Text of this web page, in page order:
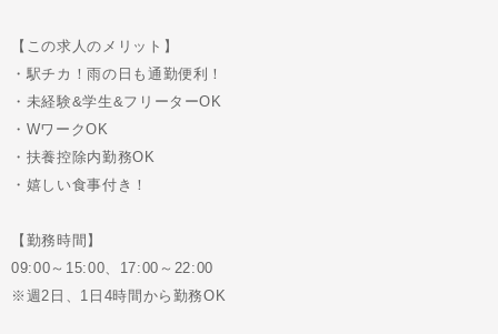
【この求人のメリット】
・駅チカ！雨の日も通勤便利！
・未経験&学生&フリーターOK
・WワークOK
・扶養控除内勤務OK
・嬉しい食事付き！
【勤務時間】
09:00～15:00、17:00～22:00
※週2日、1日4時間から勤務OK